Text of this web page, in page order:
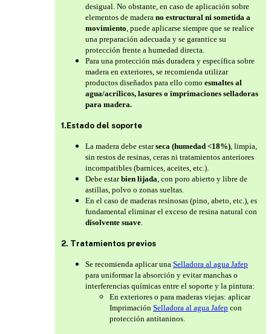
desigual. No obstante, en caso de aplicación sobre
elementos de madera no estructural ni sometida a
movimiento , puede aplicarse siempre que se realice
una preparación adecuada y se garantice su
protección frente a humedad directa.
Para una protección más duradera y específica sobre
madera en exteriores, se recomienda utilizar
productos diseñados para ello como esmaltes al
agua/acrílicos, lasures o imprimaciones selladoras
para madera.
1.Estado del soporte
La madera debe estarseca (humedad <18%) , limpia,
sin restos de resinas, ceras ni tratamientos anteriores
incompatibles (barnices, aceites, etc.).
Debe estarbien lijada , con poro abierto y libre de
astillas, polvo o zonas sueltas.
En el caso de maderas resinosas (pino, abeto, etc.), es
fundamental eliminar el exceso de resina natural con
disolvente suave
2. Tratamientos previos
Se recomienda aplicar una Selladora al agua Jafep
para uniformar la absorción y evitar manchas o
interferencias químicas entre el soporte y la pintura:
En exteriores o para maderas viejas: aplicar
Imprimación Selladora al agua Jafep con
protección antitaninos.